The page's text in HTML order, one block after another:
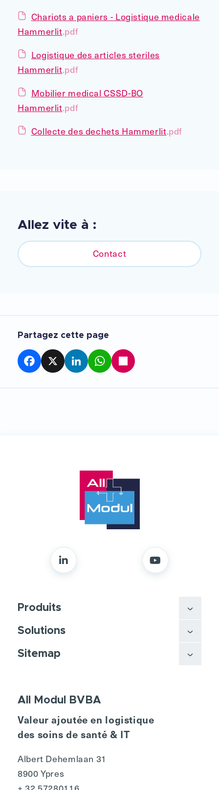
Chariots a paniers - Logistique medicale
Hammerlit.pdf
Logistique des articles steriles
Hammerlit.pdf
Mobilier medical CSSD-BO
Hammerlit.pdf
Collecte des dechets Hammerlit.pdf
Allez vite à :
Contact
Partagez cette page
Facebook LinkedInWhatsAppPartager
Produits
Solutions
Sitemap
All Modul BVBA
Valeur ajoutée en logistique
des soins de santé & IT
Albert Dehemlaan 31
8900 Ypres